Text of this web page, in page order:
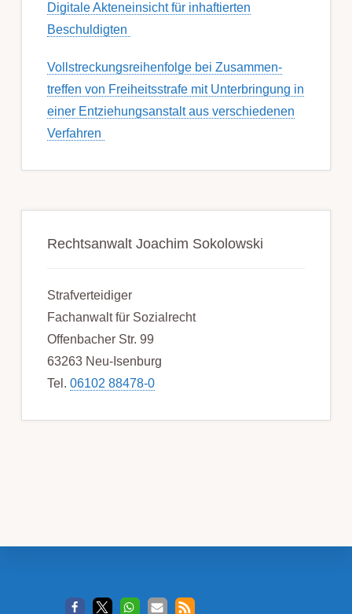
Digitale Akteneinsicht für inhaftierten
Beschuldigten
Voll­streckungs­­­reihenfolge bei Zusamm­­en­
treffen von Frei­heits­strafe mit Unter­bring­ung in
einer Ent­ziehungs­anstalt aus ver­schied­enen
Ver­fahren
Rechtsanwalt Joachim Sokolowski
Strafverteidiger
Fachanwalt für Sozialrecht
Offenbacher Str. 99
63263 Neu-Isenburg
Tel. 06102 88478-0
Footer